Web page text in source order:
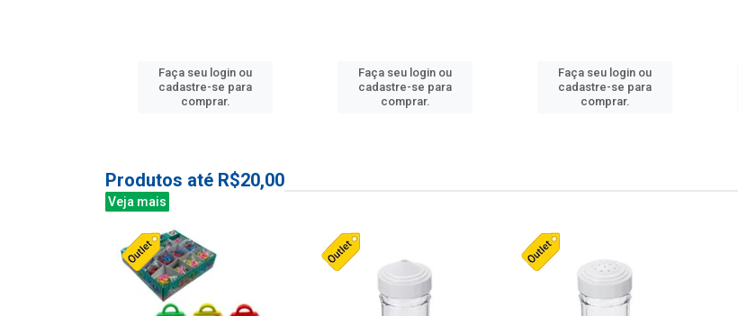
Faça seu login ou
cadastre-se para
comprar.
Faça seu login ou
cadastre-se para
comprar.
Faça seu login ou
cadastre-se para
comprar.
Produtos até R$20,00
Veja mais